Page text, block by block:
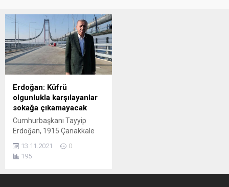
Erdoğan: Küfrü
olgunlukla karşılayanlar
sokağa çıkamayacak
Cumhurbaşkanı Tayyip
Erdoğan, 1915 Çanakkale
Töreni’nde konuştu.
Erdoğan, “Bu köprü büyük ve
13.11.2021
0
195